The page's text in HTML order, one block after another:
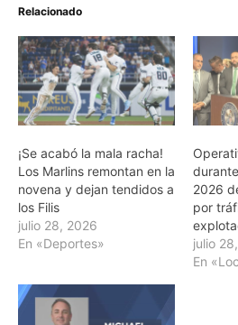
Relacionado
¡Se acabó la mala racha!
Los Marlins remontan en la
novena y dejan tendidos a
los Filis
julio 28, 2026
En «Deportes»
2026
por
julio
En